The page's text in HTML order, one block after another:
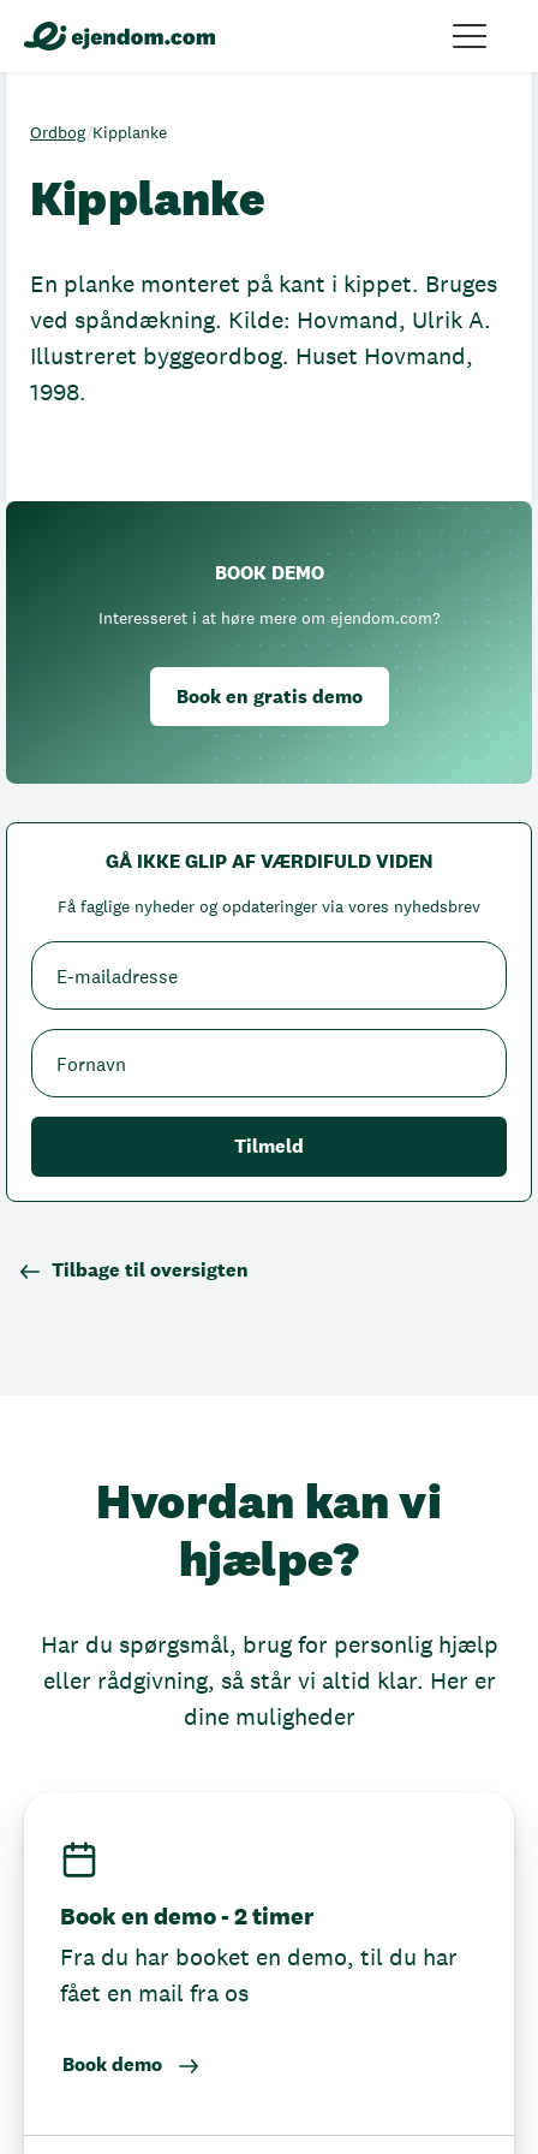
Ordbog/Kipplanke
Kipplanke
En planke monteret på kant i kippet. Bruges
ved spåndækning. Kilde: Hovmand, Ulrik A.
Illustreret byggeordbog. Huset Hovmand,
1998.
BOOK DEMO
Interesseret i at høre mere om ejendom.com?
Book en gratis demo
GÅ IKKE GLIP AF VÆRDIFULD VIDEN
Få faglige nyheder og opdateringer via vores nyhedsbrev
Tilbage til oversigten
Hvordan kan vi
hjælpe?
Har du spørgsmål, brug for personlig hjælp
eller rådgivning, så står vi altid klar. Her er
dine muligheder
Book en demo - 2 timer
Fra du har booket en demo, til du har
fået en mail fra os
Book demo